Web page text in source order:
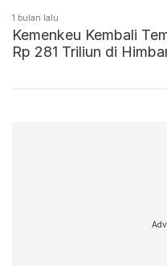
1 bulan lalu
Kemenkeu Kembali
Rp 281 Triliun di